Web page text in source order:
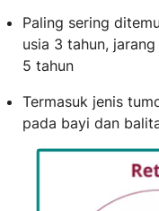
Paling sering
usia 3 tahun,
5 tahun
Termasuk jenis
pada bayi dan